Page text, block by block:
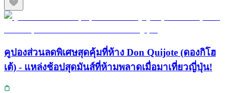
คูปองส่วนลดพิเศษสุดคุ้มที่ห้าง Don Quijote (ดองกิโฮ
เต้) - แหล่งช้อปสุดมันส์ที่ห้ามพลาดเมื่อมาเที่ยวญี่ปุ่น!